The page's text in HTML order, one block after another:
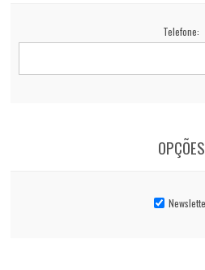
Telefone:
OPÇÕES